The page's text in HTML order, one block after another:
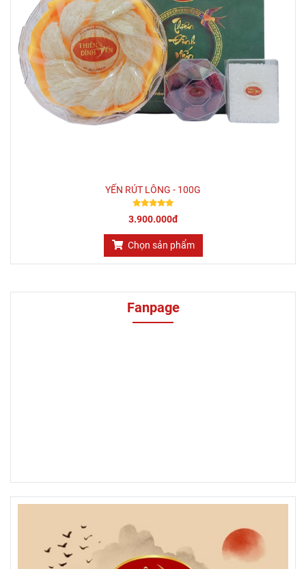
YẾN RÚT LÔNG - 100G
3.900.000đ
Chọn sản phẩm
Fanpage